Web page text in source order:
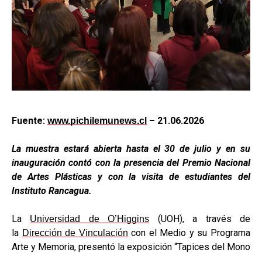
Fuente: www.pichilemunews.cl – 21.06.2026
La muestra estará abierta hasta el 30 de julio y en su
inauguración contó con la presencia del Premio Nacional
de Artes Plásticas y con la visita de estudiantes del
Instituto Rancagua.
La Universidad de O’Higgins (UOH), a través de
la Dirección de Vinculación con el Medio y su Programa
Arte y Memoria, presentó la exposición “Tapices del Mono